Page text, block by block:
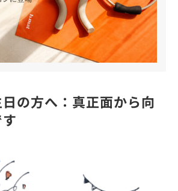
の方へ：真正面から向